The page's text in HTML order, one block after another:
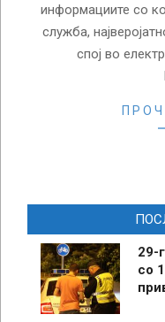
информациите со
служба,
спој во
29-
со